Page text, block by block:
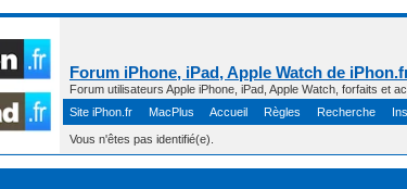
Forum iPhone, iPad, Apple Watch de
Forum utilisateurs Apple iPhone, iPad, Apple Watch, forfaits et
Site iPhon.fr
MacPlus Accueil Règles Recherche
Vous n'êtes pas identifié(e).